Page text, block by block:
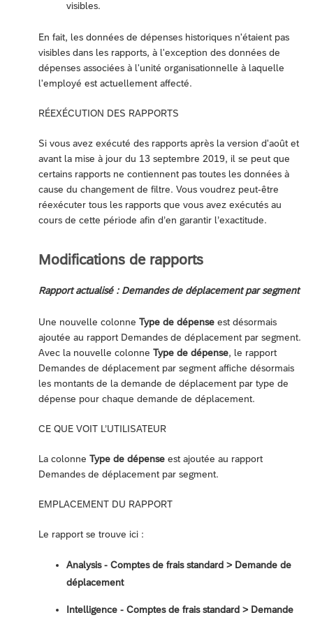
visibles.
En fait, les données de dépenses historiques n'étaient pas
visibles dans les rapports, à l'exception des données de
dépenses associées à l'unité organisationnelle à laquelle
l'employé est actuellement affecté.
RÉEXÉCUTION DES RAPPORTS
Si vous avez exécuté des rapports après la version d'août et
avant la mise à jour du 13 septembre 2019, il se peut que
certains rapports ne contiennent pas toutes les données à
cause du changement de filtre. Vous voudrez peut-être
réexécuter tous les rapports que vous avez exécutés au
cours de cette période afin d’en garantir l’exactitude.
Modifications de rapports
Rapport actualisé : Demandes de déplacement par segment
Une nouvelle colonne Type de dépense est désormais
ajoutée au rapport Demandes de déplacement par segment.
Avec la nouvelle colonne Type de dépense, le rapport
Demandes de déplacement par segment affiche désormais
les montants de la demande de déplacement par type de
dépense pour chaque demande de déplacement.
CE QUE VOIT L’UTILISATEUR
La colonne Type de dépense est ajoutée au rapport
Demandes de déplacement par segment.
EMPLACEMENT DU RAPPORT
Le rapport se trouve ici :
Analysis - Comptes de frais standard > Demande de
déplacement
Intelligence - Comptes de frais standard > Demande